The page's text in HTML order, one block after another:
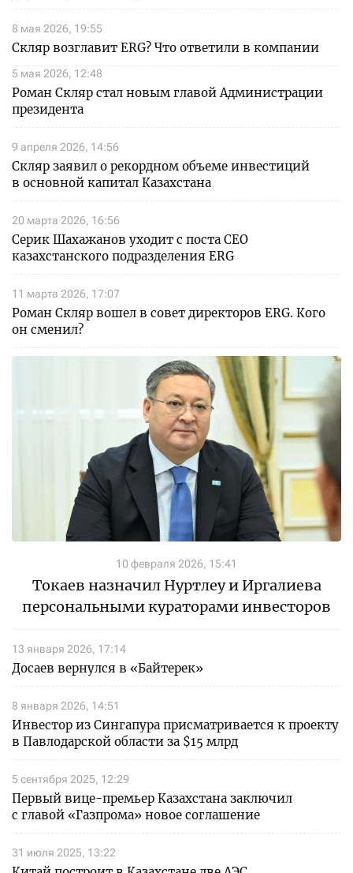
8 мая 2026, 19:55
Скляр возглавит ERG? Что ответили в компании
5 мая 2026, 12:48
Роман Скляр стал новым главой Администрации
президента
9 апреля 2026, 14:56
Скляр заявил о рекордном объеме инвестиций
в основной капитал Казахстана
20 марта 2026, 16:56
Серик Шахажанов уходит с поста СЕО
казахстанского подразделения ERG
11 марта 2026, 17:07
Роман Скляр вошел в совет директоров ERG. Кого
он сменил?
10 февраля 2026, 15:41
Токаев назначил Нуртлеу и Иргалиева
персональными кураторами инвесторов
13 января 2026, 17:14
Досаев вернулся в «Байтерек»
8 января 2026, 14:51
Инвестор из Сингапура присматривается к проекту
в Павлодарской области за $15 млрд
5 сентября 2025, 12:29
Первый вице-премьер Казахстана заключил
с главой «Газпрома» новое соглашение
31 июля 2025, 13:22